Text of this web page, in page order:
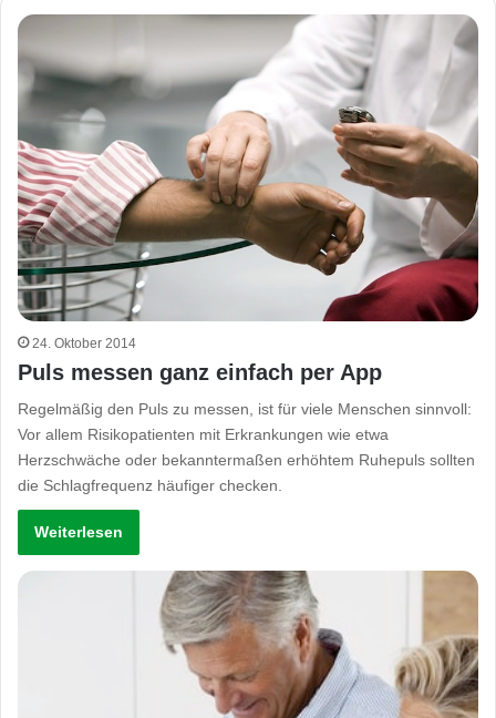
24. Oktober 2014
Puls messen ganz einfach per App
Regelmäßig den Puls zu messen, ist für viele Menschen sinnvoll:
Vor allem Risikopatienten mit Erkrankungen wie etwa
Herzschwäche oder bekanntermaßen erhöhtem Ruhepuls sollten
die Schlagfrequenz häufiger checken.
Weiterlesen